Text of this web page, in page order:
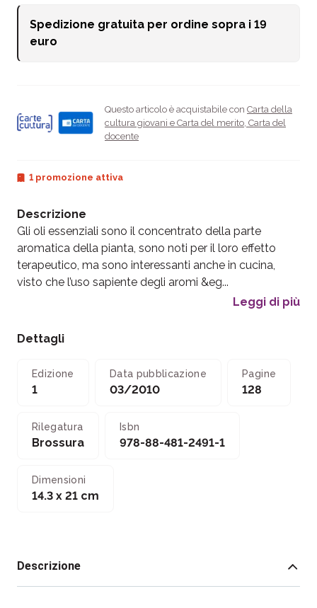
Spedizione gratuita per ordine sopra i 19
euro
Questo articolo è acquistabile con Carta della
cultura giovani e Carta del merito, Carta del
docente
1 promozione attiva
Descrizione
Gli oli essenziali sono il concentrato della parte
aromatica della pianta, sono noti per il loro effetto
terapeutico, ma sono interessanti anche in cucina,
visto che l’uso sapiente degli aromi &eg...
Leggi di più
Dettagli
Edizione
1
Data pubblicazione
03/2010
Pagine
128
Rilegatura
Brossura
Isbn
978-88-481-2491-1
Dimensioni
14.3 x 21 cm
Descrizione